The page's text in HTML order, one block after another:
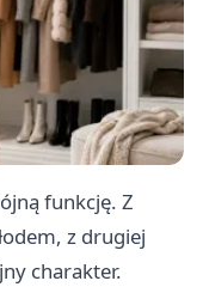
funkcję. Z
z drugiej
charakter.